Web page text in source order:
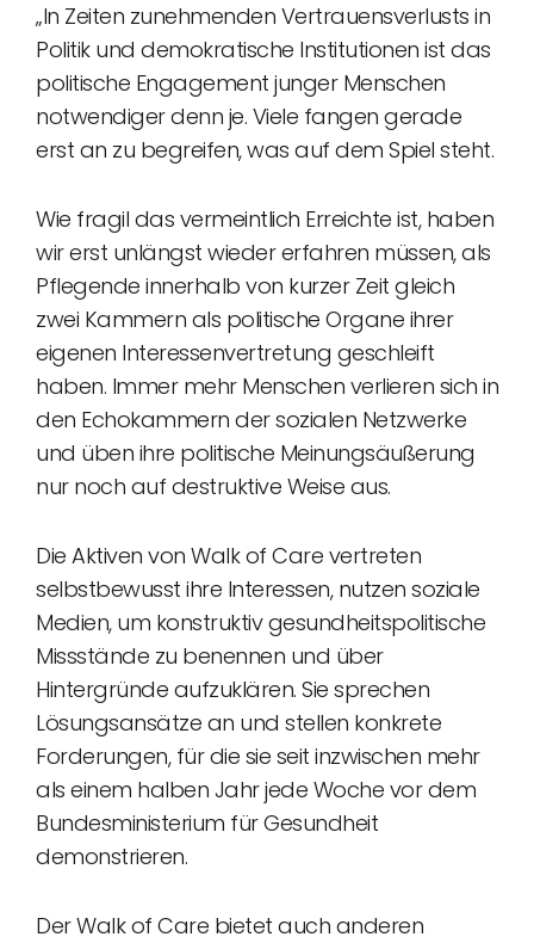
„In Zeiten zunehmenden Vertrauensverlusts in
Politik und demokratische Institutionen ist das
politische Engagement junger Menschen
notwendiger denn je. Viele fangen gerade
erst an zu begreifen, was auf dem Spiel steht.
Wie fragil das vermeintlich Erreichte ist, haben
wir erst unlängst wieder erfahren müssen, als
Pflegende innerhalb von kurzer Zeit gleich
zwei Kammern als politische Organe ihrer
eigenen Interessenvertretung geschleift
haben. Immer mehr Menschen verlieren sich in
den Echokammern der sozialen Netzwerke
und üben ihre politische Meinungsäußerung
nur noch auf destruktive Weise aus.
Die Aktiven von Walk of Care vertreten
selbstbewusst ihre Interessen, nutzen soziale
Medien, um konstruktiv gesundheitspolitische
Missstände zu benennen und über
Hintergründe aufzuklären. Sie sprechen
Lösungsansätze an und stellen konkrete
Forderungen, für die sie seit inzwischen mehr
als einem halben Jahr jede Woche vor dem
Bundesministerium für Gesundheit
demonstrieren.
Der Walk of Care bietet auch anderen